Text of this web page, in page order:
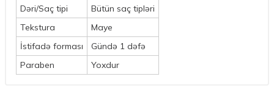
Dəri/Saç tipi
Bütün saç tipləri
Tekstura
Maye
İstifadə forması
Gündə 1 dəfə
Paraben
Yoxdur